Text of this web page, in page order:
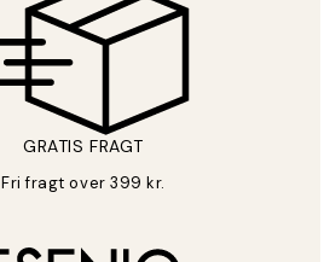
GRATIS FRAGT
Fri fragt over 399 kr.